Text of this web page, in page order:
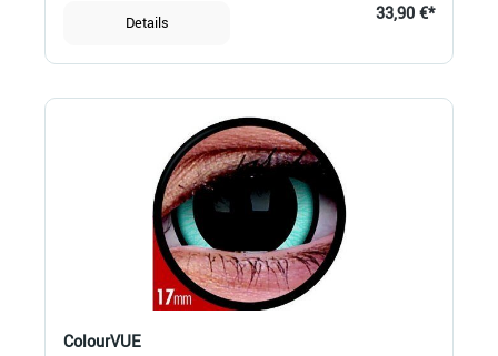
Details 33,90 €*
ColourVUE